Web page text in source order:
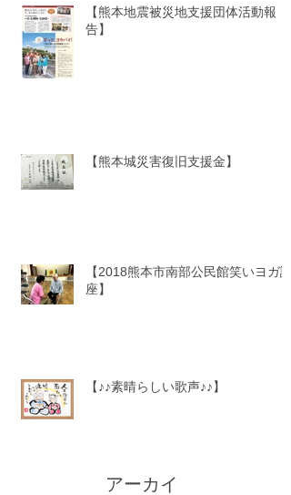
アーカイ
【熊本地震被災地支援団体活動報
告】
【熊本城災害復旧支援金】
【2018熊本市南部公民館笑いヨガ講
座】
【♪♪素晴らしい歌声♪♪】